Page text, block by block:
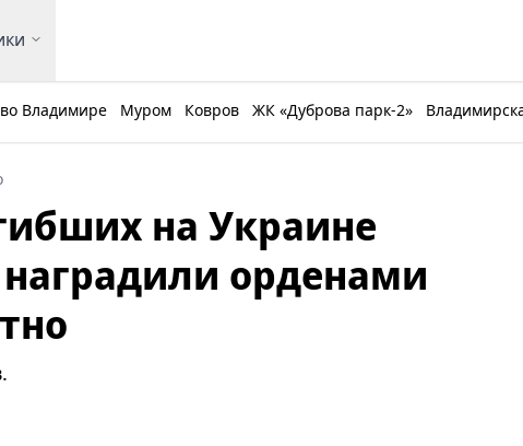
Владимире Муром Ковров ЖК «Дуброва парк-2»
на Украине
орденами